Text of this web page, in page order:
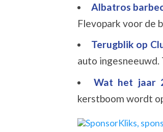
Albatros
Flevopark voor de
Terugblik op
auto ingesneeuwd.
Wat het jaar
kerstboom wordt